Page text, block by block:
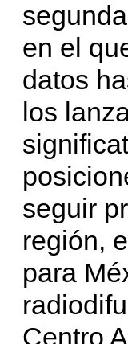
en el
datos
los
seguir
región,
para
Centro